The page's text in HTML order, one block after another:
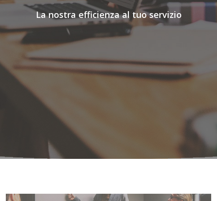
La nostra efficienza al tuo servizio